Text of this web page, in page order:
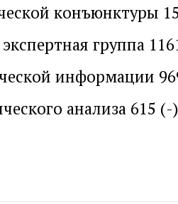
конъюнктуры
группа
информации
анализа 615 (-)